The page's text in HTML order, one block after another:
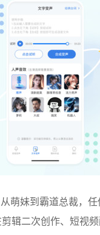
萌妹到霸道总裁，任
辑二次创作、短视频